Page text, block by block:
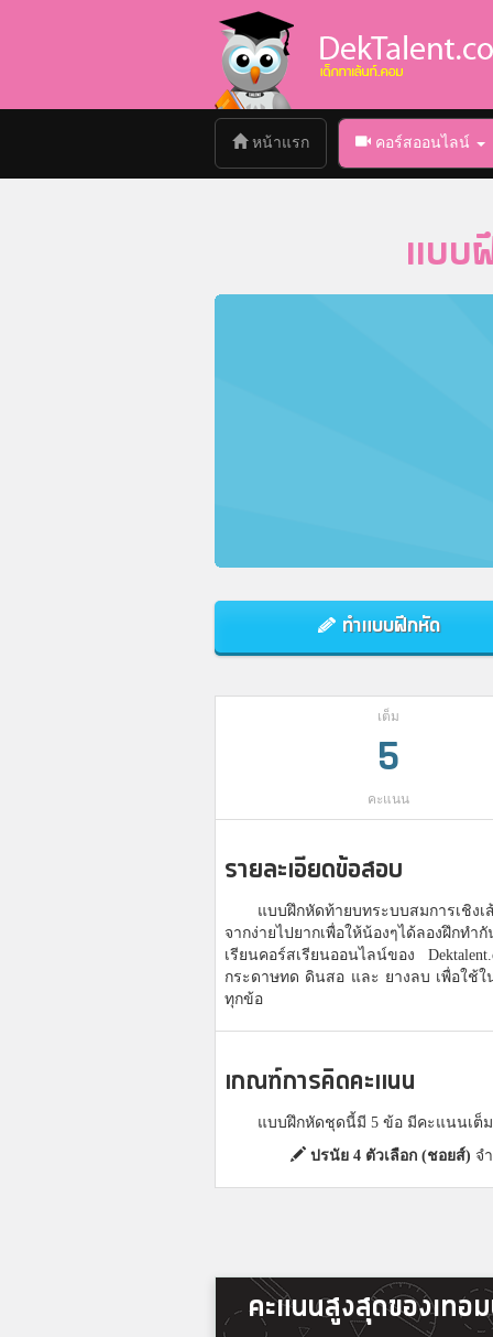
หน้าแรก(current) คอร์สออนไลน์
แบบ
ทำแบบฝึกหัด
เต็ม
5
คะแนน
รายละเอียดข้อสอบ
แบบฝึกหัดท้ายบทระบบสมการเชิง
จากง่ายไปยากเพื่อให้น้องๆได้ลองฝึก
เรียนคอร์สเรียนออนไลน์ของ
กระดาษทด ดินสอ และ ยางลบ เพื่อใช้
ทุกข้อ
เกณฑ์การคิดคะแนน
แบบฝึกหัดชุดนี้มี 5 ข้อ มีคะแนนเต็
ปรนัย 4 ตัวเลือก (ชอยส์) จ
คะแนนสูงสุดของเทอ